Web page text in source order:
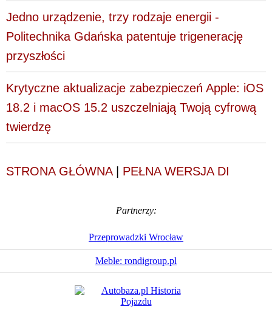
Jedno urządzenie, trzy rodzaje energii -
Politechnika Gdańska patentuje trigenerację
przyszłości
Krytyczne aktualizacje zabezpieczeń Apple: iOS
18.2 i macOS 15.2 uszczelniają Twoją cyfrową
twierdzę
STRONA GŁÓWNA| PEŁNA WERSJA DI
Partnerzy:
Przeprowadzki Wrocław
Meble: rondigroup.pl